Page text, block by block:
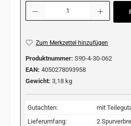
Produkt Anzahl: Gib den gewünschten
Zum Merkzettel hinzufügen
Produktnummer: S90-4-30-062
EAN: 4050278093958
Gewicht: 3,18 kg
Gutachten:
mit
Lieferumfang:
2